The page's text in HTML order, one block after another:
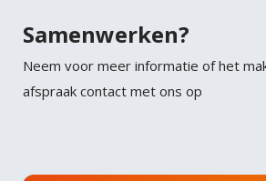
Samenwerken?
Neem voor meer informatie of het
afspraak contact met ons op